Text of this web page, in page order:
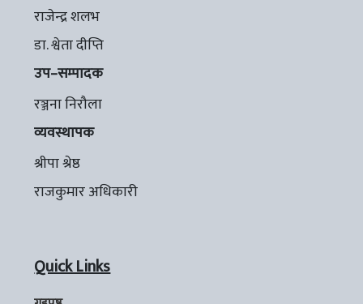
राजेन्द्र शलभ
डा. श्वेता दीप्ति
उप–सम्पादक
रञ्जना निरौला
व्यवस्थापक
श्रीपा श्रेष्ठ
राजकुमार अधिकारी
Quick Links